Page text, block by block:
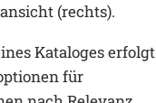
(rechts).
Kataloges erfolgt
für